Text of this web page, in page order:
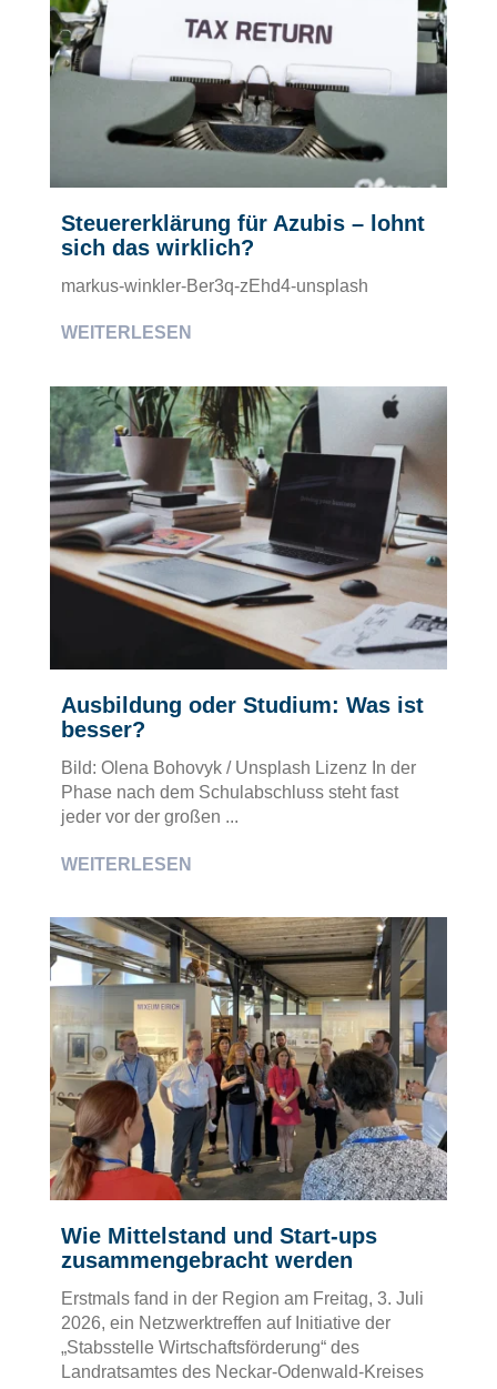
Steuererklärung für Azubis – lohnt
sich das wirklich?
markus-winkler-Ber3q-zEhd4-unsplash
WEITERLESEN
Ausbildung oder Studium: Was ist
besser?
Bild: Olena Bohovyk / Unsplash Lizenz In der
Phase nach dem Schulabschluss steht fast
jeder vor der großen ...
WEITERLESEN
Wie Mittelstand und Start-ups
zusammengebracht werden
Erstmals fand in der Region am Freitag, 3. Juli
2026, ein Netzwerktreffen auf Initiative der
„Stabsstelle Wirtschaftsförderung“ des
Landratsamtes des Neckar-Odenwald-Kreises